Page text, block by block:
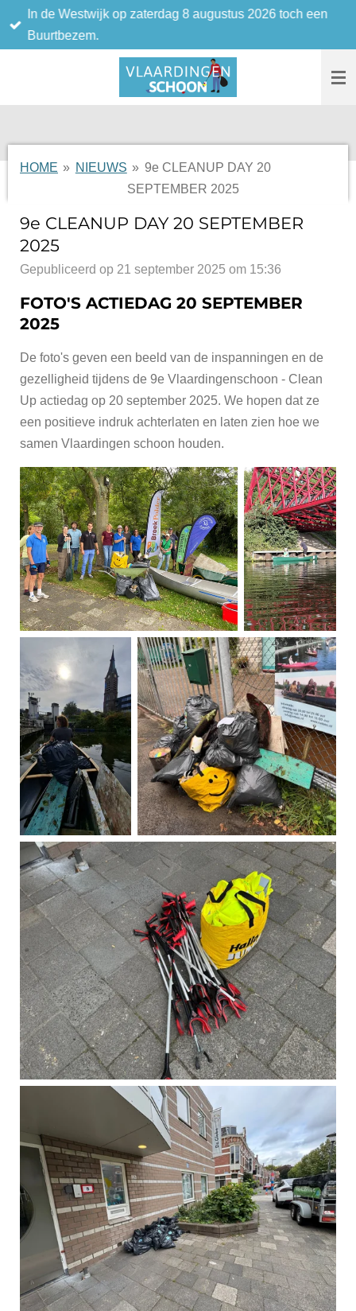
Ga
direct
hoofdinhoud
De volgende Buurtbezem is op zaterdag 10 oktober 2026
van 10.00-12.00 uur.
HOME » NIEUWS » 9e CLEANUP DAY 20
SEPTEMBER 2025
9e CLEANUP DAY 20 SEPTEMBER
2025
Gepubliceerd op 21 september 2025 om 15:36
FOTO'S ACTIEDAG 20 SEPTEMBER
2025
De foto's geven een beeld van de inspanningen en de
gezelligheid tijdens de 9e Vlaardingenschoon - Clean
Up actiedag op 20 september 2025. We hopen dat ze
een positieve indruk achterlaten en laten zien hoe we
samen Vlaardingen schoon houden.